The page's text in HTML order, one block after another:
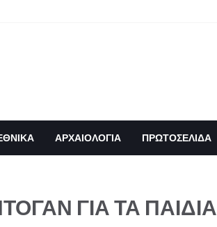
ΑΡΧΑΙΟΛΟΓΙΑ ΠΡΩΤΟΣΕΛΙΔΑ
ΓΙΑ ΤΑ ΠΑΙΔΙΑ